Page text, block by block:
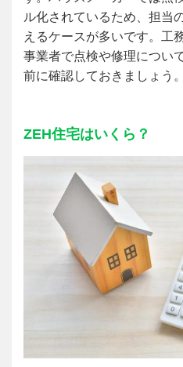
ル化されているため、担当
えるケースが多いです。工
事業者で点検や修理につい
前に確認しておきましょう。
ZEH住宅はいくら？